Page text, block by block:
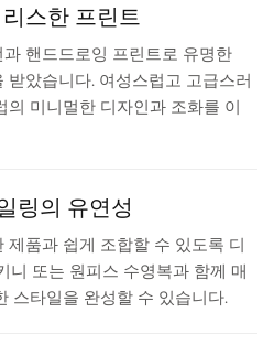
스한 프린트
핸드드로잉 프린트로 유명한
았습니다. 여성스럽고 고급스러
미니멀한 디자인과 조화를 이
링의 유연성
품과 쉽게 조합할 수 있도록 디
니 또는 원피스 수영복과 함께 매
스타일을 완성할 수 있습니다.